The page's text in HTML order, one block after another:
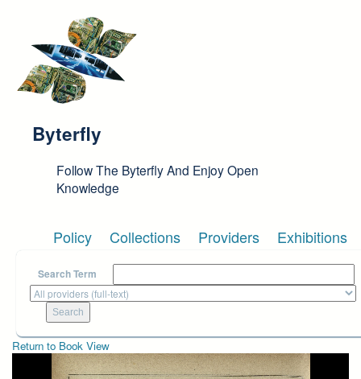
Byterfly
Follow The Byterfly And Enjoy Open
Knowledge
Policy Collections Providers Exhibitions
Search Term
Return to Book View